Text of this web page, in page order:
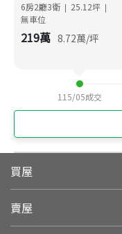
6房2廳3衛 | 25.12坪 |
無車位
219萬 8.72萬/坪
115/05成交
買屋
賣屋